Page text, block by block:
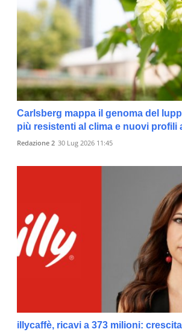
Carlsberg mappa il genoma del
più resistenti al clima e nuovi profili
Redazione 2 30 Lug 2026 11:45
illycaffè, ricavi a 373 milioni: crescita